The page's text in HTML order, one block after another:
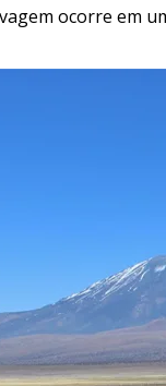
ocorre em